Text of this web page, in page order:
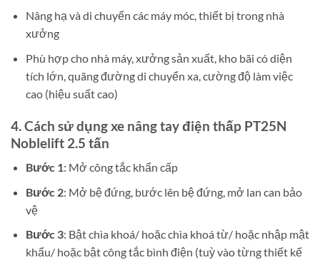
Nâng hạ và di chuyển các máy móc, thiết bị trong nhà
xưởng
Phù hợp cho nhà máy, xưởng sản xuất, kho bãi có diện
tích lớn, quãng đường di chuyển xa, cường độ làm việc
cao (hiệu suất cao)
4. Cách sử dụng xe nâng tay điện thấp PT25N
Noblelift 2.5 tấn
Bước 1: Mở công tắc khẩn cấp
Bước 2: Mở bệ đứng, bước lên bệ đứng, mở lan can bảo
vệ
Bước 3: Bật chìa khoá/ hoặc chìa khoá từ/ hoặc nhập mật
khẩu/ hoặc bật công tắc bình điện (tuỳ vào từng thiết kế